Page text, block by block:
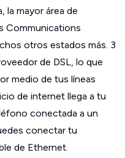
la mayor área de
Communications
otros estados más. 3
de DSL, lo que
medio de tus líneas
de internet llega a tu
conectada a un
conectar tu
de Ethernet.